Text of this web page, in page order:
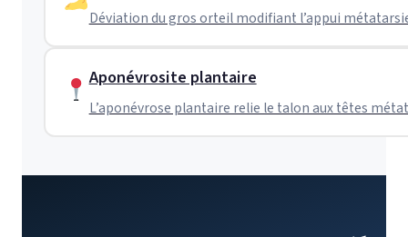
Déviation du gros orteil modifiant l’appui
Aponévrosite plantaire
L’aponévrose plantaire relie le talon aux têtes